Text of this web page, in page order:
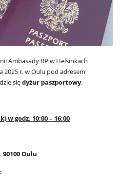
Ambasady RP w Helsinkach
2025 r. w Oulu pod adresem
siędyżur paszportowy.
w godz. 10:00 – 16:00
,90100 Oulu
: